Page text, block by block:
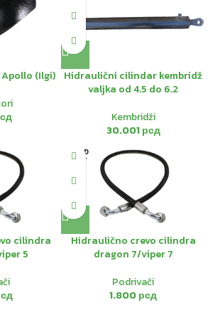
(Ilgi)
Hidraulični cilindar kembridž
valjka od 4.5 do 6.2
Kembridži
30.001рсд
cilindra
5
SOLD
OUT
Hidraulično crevo cilindra
dragon 7/viper 7
Podrivači
1.800рсд